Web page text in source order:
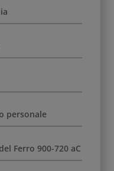
personale
Ferro 900-720 aC